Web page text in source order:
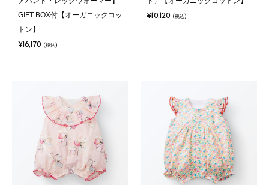
GIFT BOX付【オーガニックコッ
トン】
¥16,170 (税込)
¥10,120 (税込)